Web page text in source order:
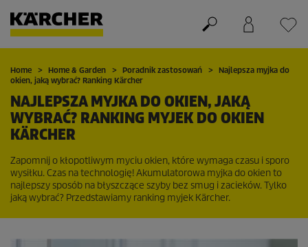
Koszyk
Lista życzeń
Home Home & Garden Poradnik zastosowań
Najlepsza myjka do
okien, jaką wybrać? Ranking Kärcher
NAJLEPSZA MYJKA DO OKIEN, JAKĄ
WYBRAĆ? RANKING MYJEK DO OKIEN
KÄRCHER
Zapomnij o kłopotliwym myciu okien, które wymaga czasu i sporo
wysiłku. Czas na technologię! Akumulatorowa myjka do okien to
najlepszy sposób na błyszczące szyby bez smug i zacieków. Tylko
jaką wybrać? Przedstawiamy ranking myjek Kärcher.